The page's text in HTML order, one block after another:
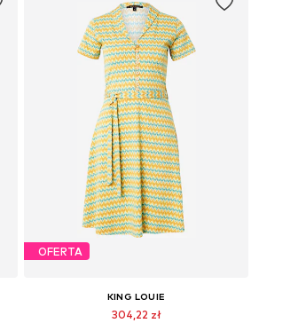
OFERTA
KING LOUIE
304,22 zł